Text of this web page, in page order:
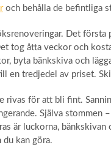
och behålla de befintliga
Det
tog åtta veckor och
byta bänkskiva och
en tredjedel av priset.
rivas för att bli fint.
Själva stommen
är luckorna,
kan göra.